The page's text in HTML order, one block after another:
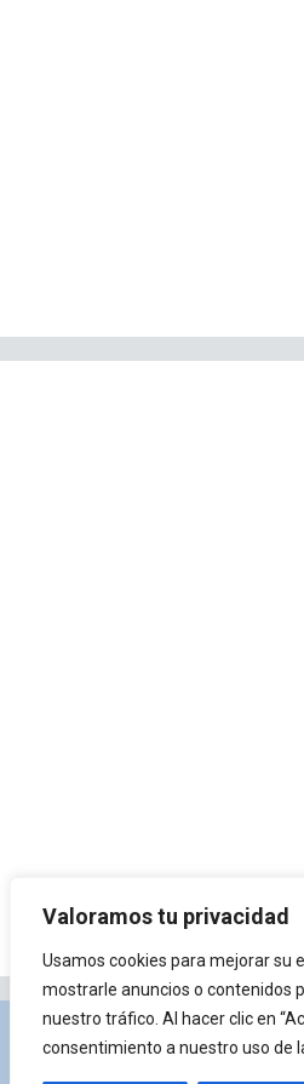
Valoramos tu privacidad
Usamos cookies para mejorar su
mostrarle anuncios o contenidos
nuestro tráfico. Al hacer clic en
consentimiento a nuestro uso de
Privacidad y Política de
arquitectura Lista de